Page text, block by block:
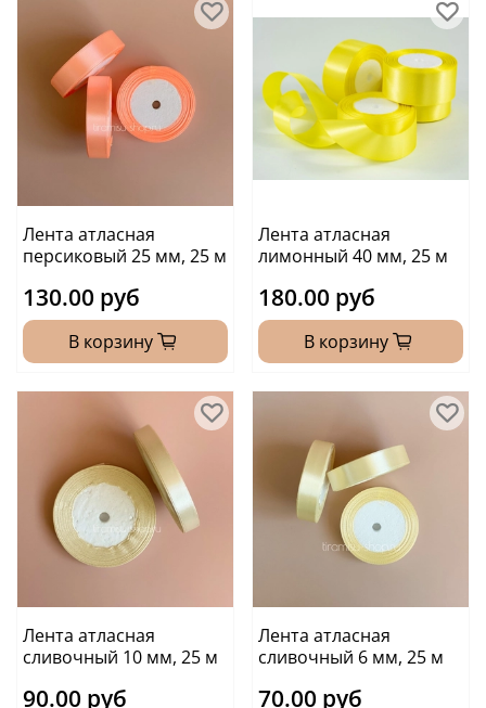
Лента атласная
персиковый 25 мм, 25 м
130.00 руб
В корзину
Лента атласная
лимонный 40 мм, 25 м
180.00 руб
В корзину
Лента атласная
сливочный 10 мм, 25 м
90.00 руб
Лента атласная
сливочный 6 мм, 25 м
70.00 руб